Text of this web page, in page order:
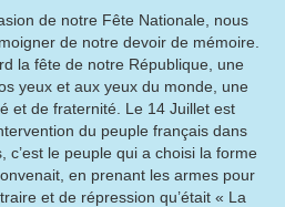
de notre Fête Nationale, nous
de notre devoir de mémoire.
la fête de notre République, une
yeux et aux yeux du monde, une
et de fraternité. Le 14 Juillet est
du peuple français dans
c’est le peuple qui a choisi la forme
en prenant les armes pour
et de répression qu’était « La